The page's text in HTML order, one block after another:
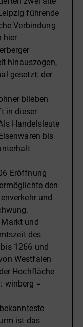
führende
Verbindung
hier
hinauszogen,
gesetzt: der
blieben
in dieser
Handelsleute
bis
Eröffnung
den
und
und
des
1266 und
Westfalen
Hochfläche
winberg =
ist das